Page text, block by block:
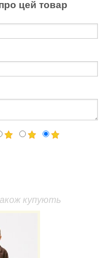
цей товар
купують